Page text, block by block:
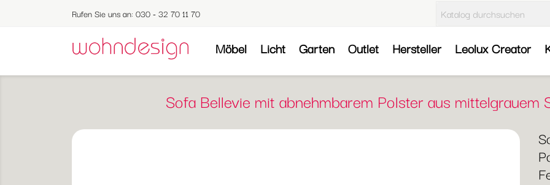
Rufen Sie uns an: 030 - 32 70 11 70
Möbel Licht Garten Outlet Hersteller Leolux Creator
Sofa Bellevie mit abnehmbarem Polster aus mittelgrauem